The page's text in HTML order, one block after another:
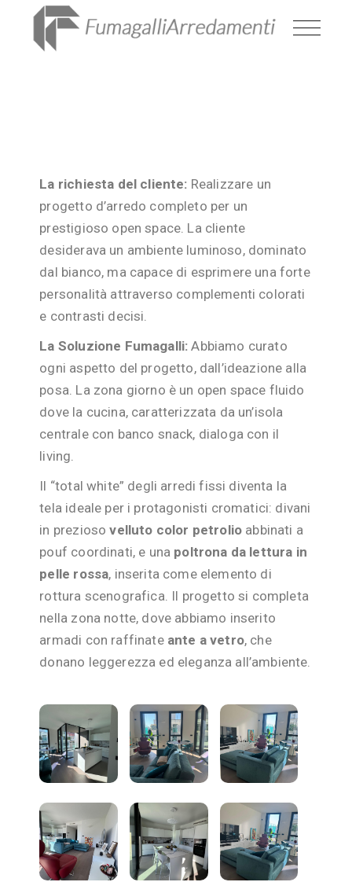
La richiesta del cliente: Realizzare un
progetto d’arredo completo per un
prestigioso open space. La cliente
desiderava un ambiente luminoso, dominato
dal bianco, ma capace di esprimere una forte
personalità attraverso complementi colorati
e contrasti decisi.
La Soluzione Fumagalli: Abbiamo curato
ogni aspetto del progetto, dall’ideazione alla
posa. La zona giorno è un open space fluido
dove la cucina, caratterizzata da un’isola
centrale con banco snack, dialoga con il
living.
Il “total white” degli arredi fissi diventa la
tela ideale per i protagonisti cromatici: divani
in preziosovelluto color petrolio abbinati a
pouf coordinati, e una poltrona da lettura in
pelle rossa, inserita come elemento di
rottura scenografica. Il progetto si completa
nella zona notte, dove abbiamo inserito
armadi con raffinate ante a vetro, che
donano leggerezza ed eleganza all’ambiente.